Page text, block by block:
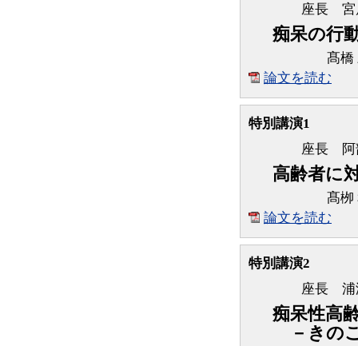
座長 宮
痴呆の行
髙
論文を読む
特別講演1
座長 阿
高齢者に
髙
論文を読む
特別講演2
座長 浦
痴呆性高
－きの